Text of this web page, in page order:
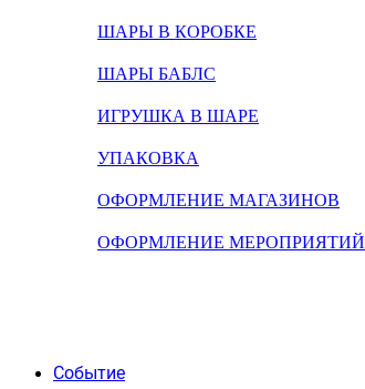
ШАРЫ В КОРОБКЕ
ШАРЫ БАБЛС
ИГРУШКА В ШАРЕ
УПАКОВКА
ОФОРМЛЕНИЕ МАГАЗИНОВ
ОФОРМЛЕНИЕ МЕРОПРИЯТИЙ
Событие